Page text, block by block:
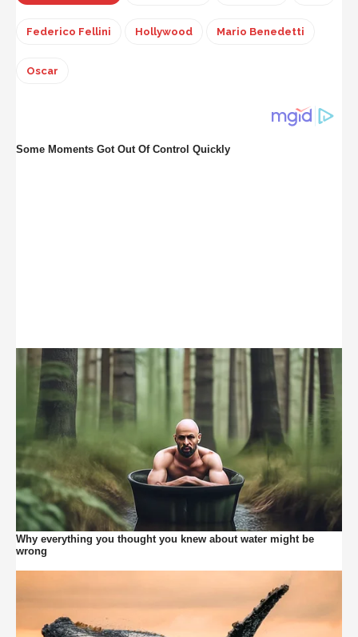
Federico Fellini Hollywood Mario Benedetti
Oscar